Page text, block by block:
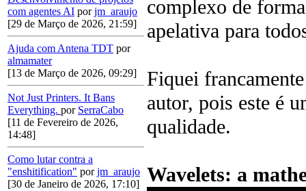
com agentes AI porjm_araujo
[29 de Março de 2026, 21:59]
Ajuda com Antena TDT por
almamater
[13 de Março de 2026, 09:29]
Not Just Printers. It Bans
Everything. por SerraCabo
[11 de Fevereiro de 2026,
14:48]
Como lutar contra a
"enshitification" porjm_araujo
[30 de Janeiro de 2026, 17:10]
complexo de
apelativa para
Fiquei
autor, pois este é
qualidade.
Wavelets: a